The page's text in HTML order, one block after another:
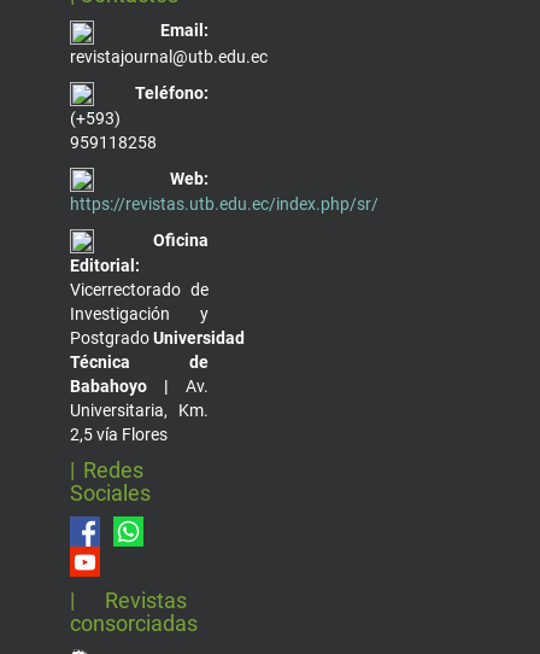
Email:
revistajournal@utb.edu.ec
Teléfono:
(+593)
959118258
Web:
https://revistas.utb.edu.ec/index.php/sr/
Oficina
Editorial:
Vicerrectorado de
Investigación y
PostgradoUniversidad
Técnica de
Babahoyo | Av.
Universitaria, Km.
2,5 vía Flores
| Redes
Sociales
| Revistas
consorciadas